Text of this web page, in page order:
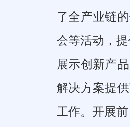
了全产业链
会等活动，
展示创新产
解决方案提
工作。开展